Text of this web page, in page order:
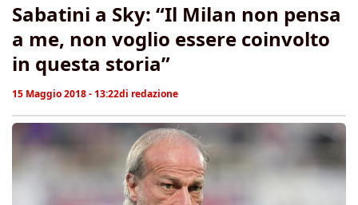
Sabatini a Sky: “Il Milan non pensa
a me, non voglio essere coinvolto
in questa storia”
15 Maggio 2018 - 13:22di redazione